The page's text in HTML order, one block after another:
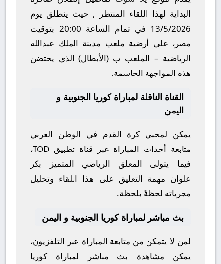
البداية لهذا اللقاء المنتظر , حيث ينطلق يوم
13/5/2026 في تمام الساعة 20:00 بتوقيت
مصر، على أرضية ملعب مدينة الملك عبدالله
الرياضية – الملعب ب (الأبطال) الذي يحتضن
هذه المواجهة الحاسمة.
القناة الناقلة لمباراة كوريا الجنوبية و
اليمن
يمكن لمحبي كرة القدم في الوطن العربي
متابعة أحداث المباراة عبر قناة تطبيق TOD
،
فيما يتولى المعلق الرياضي المتميز بكر
علوان مهمة التعليق على هذا اللقاء وتحليل
مجرياته لحظةً بلحظة.
بث مباشر لمباراة كوريا الجنوبية و اليمن
لمن لا يتمكن من متابعة المباراة عبر التلفزيون،
يمكن مشاهدة بث مباشر لمباراة كوريا